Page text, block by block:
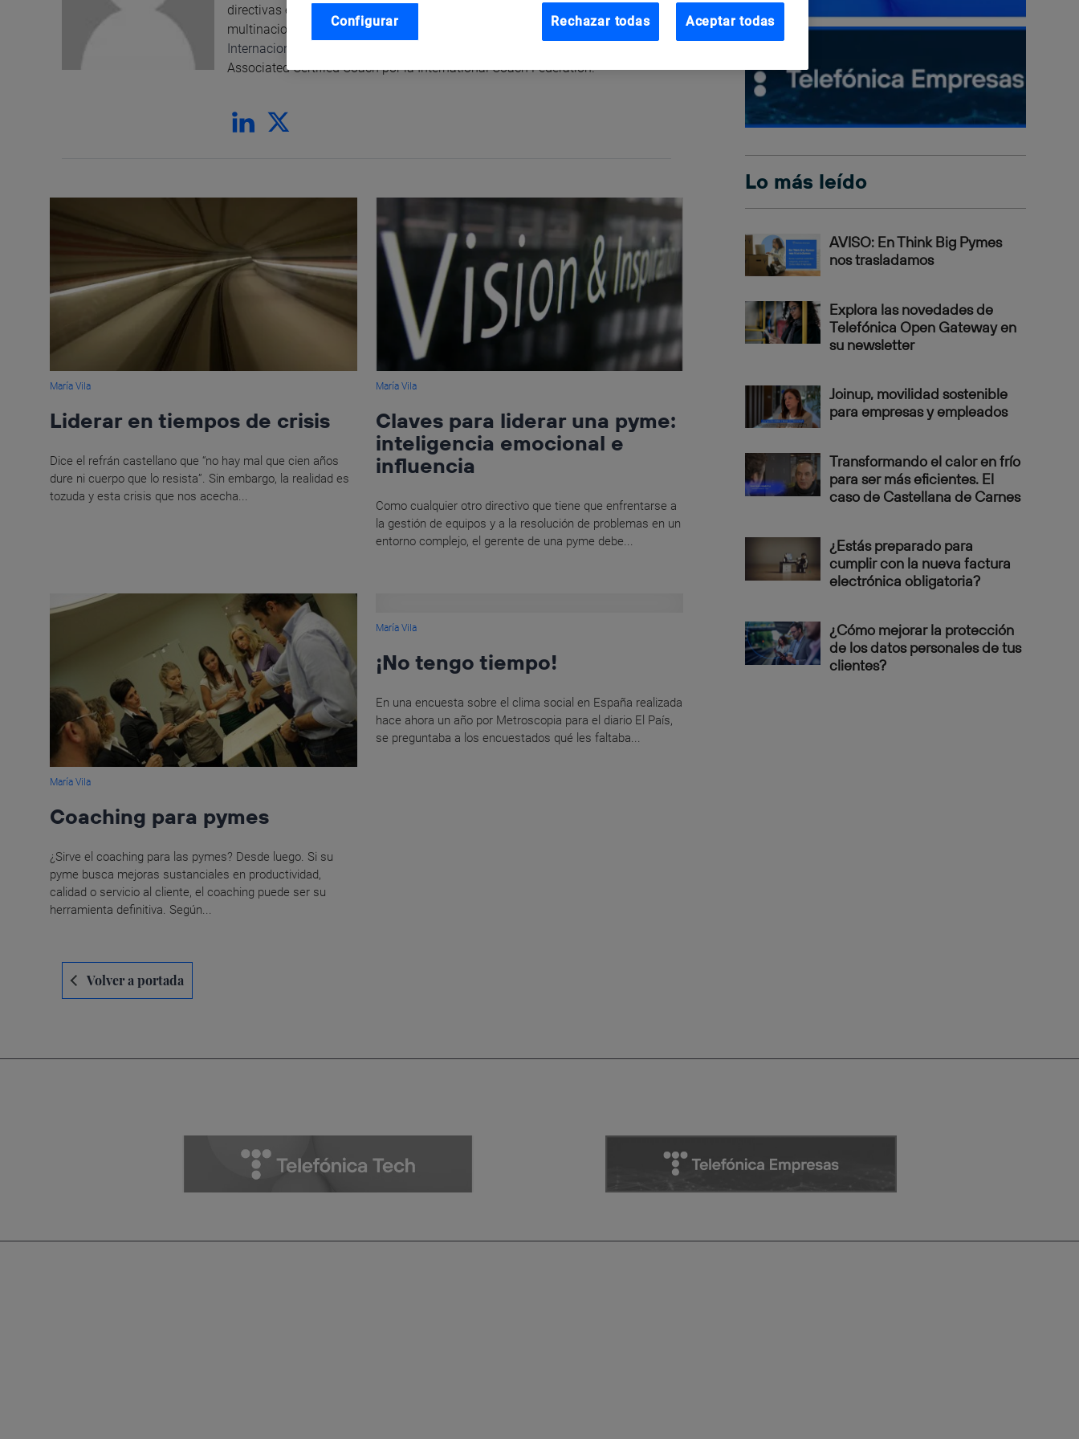
directivas en la Universidad Camilo José Cela, asesora tanto a pymes como a
multinacionales. Ha sido miembro del comité de dirección deMRW
Internacional
Associated Certified Coach por la International Coach Federation.
María Vila
Liderar en tiempos de crisis
Dice el refrán castellano que “no hay mal que cien años
dure ni cuerpo que lo resista”. Sin embargo, la realidad es
tozuda y esta crisis que nos acecha...
María Vila
Claves para liderar una pyme:
inteligencia emocional e
influencia
Como cualquier otro directivo que tiene que enfrentarse a
la gestión de equipos y a la resolución de problemas en un
entorno complejo, el gerente de una pyme debe...
María Vila
Coaching para pymes
¿Sirve el coaching para las pymes? Desde luego. Si su
pyme busca mejoras sustanciales en productividad,
calidad o servicio al cliente, el coaching puede ser su
herramienta definitiva. Según...
María Vila
¡No tengo tiempo!
En una encuesta sobre el clima social en España realizada
hace ahora un año por Metroscopia para el diario El País,
se preguntaba a los encuestados qué les faltaba...
Navegación
de Volver a portada
Lo más leído
AVISO: En Think Big Pymes
nos trasladamos
Explora las novedades de
Telefónica Open Gateway en
su newsletter
Joinup, movilidad sostenible
para empresas y empleados
Transformando el calor en frío
para ser más eficientes. El
caso de Castellana de Carnes
¿Estás preparado para
cumplir con la nueva factura
electrónica obligatoria?
¿Cómo mejorar la protección
de los datos personales de tus
clientes?
Rechazar todas Aceptar todas
Configurar